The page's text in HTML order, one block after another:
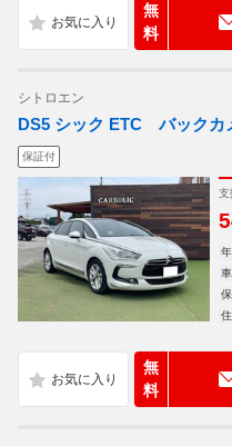
無
料
シトロエン
DS5 シック ETC バック
保証付
支
無
料